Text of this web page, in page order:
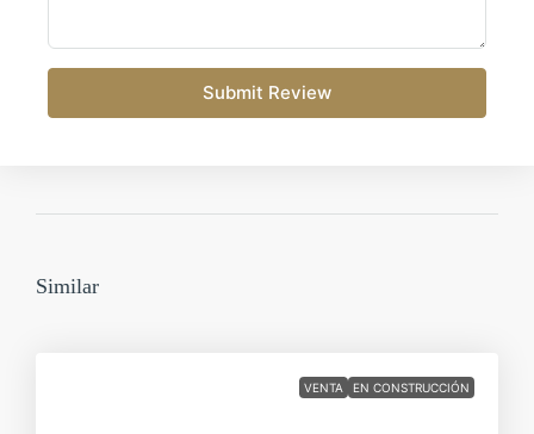
Submit Review
Similar
VENTA EN CONSTRUCCIÓN